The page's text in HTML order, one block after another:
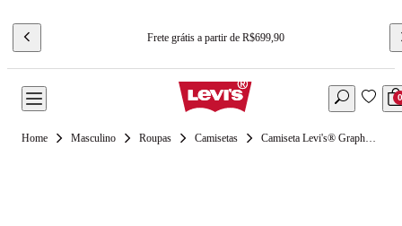
Frete grátis a partir de R$699,90
0
Masculino Roupas Camisetas Camiseta Levi's® Graphic Vneck Azul Manga Curta